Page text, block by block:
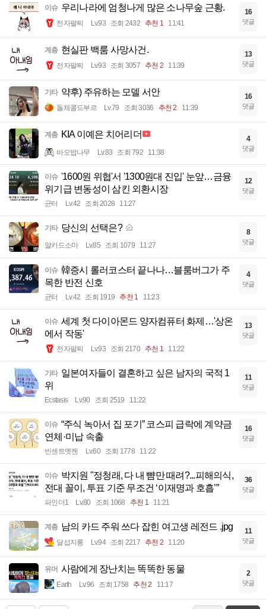
이슈 우리나라에 엄청나게 많은 소나무숲 근황.
전자팔찌 Lv.93 조회 2432 추천 1 11:41
16
댓글
계층 현실판 백룸 사망사건.
전자팔찌 Lv.93 조회 3057 추천 2 11:39
13
댓글
기타 약후) 주유하는 모델 서안
돌체콜드부르 Lv.79 조회 3036 추천 2 11:39
16
댓글
계층 KIA 이예은 치어리더
바오밥나무 Lv.83 조회 792 11:38
4
댓글
이슈 '1600원 위협'서 '1300원대 진입' 눈앞…금융
위기급 변동성이 삼킨 외환시장
균터 Lv.42 조회 2028 11:27
12
댓글
기타 당신의 선택은?
알카드소마 Lv.85 조회 1079 11:27
8
댓글
이슈 韓증시 롤러코스터 끝나나…블룸버그가 주
목한 반전 신호
균터 Lv.42 조회 1919 추천 1 11:23
4
댓글
이슈 세계 첫 다이아몬드 양자컴퓨터 화제…'상온
에서 작동'
전자팔찌 Lv.93 조회 2170 추천 1 11:22
13
댓글
기타 일본여자들이 결혼하고 싶은 남자의 국적 1
위
Ecstasis Lv.90 조회 2519 11:22
11
댓글
이슈 “주식 녹아서 집 포기” 코스피 급락에 계약금
연체·미납 속출
빈센트멧젠 Lv.60 조회 1778 11:22
16
댓글
이슈 박지원 "정청래, 다 내 뺨만 때려?...피해의식,
전대 꼴이, 투표 기준 무조건 ‘이재명과 호흡’”
파인더1 Lv.80 조회 1068 추천 1 11:21
36
댓글
계층 남의 카드 주워 쓰다 잡힌 여고생 레전드 .jpg
달섭지롱 Lv.94 조회 2217 추천 2 11:20
11
댓글
유머 사람에게 장난치는 똑똑한 동물
Earth Lv.96 조회 1758 추천 2 11:17
2
댓글